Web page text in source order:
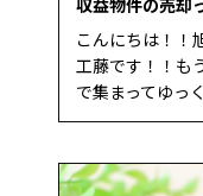
こんにちは！！
工藤です！！も
で集まってゆっ